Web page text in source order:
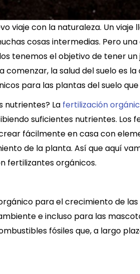
viaje con la naturaleza. Un
cosas intermedias. Pero
tenemos el objetivo de tener
la salud del suelo es
para las plantas del suelo
nutrientes? La fertilización
suficientes nutrientes. Los
fácilmente en casa con
de la planta. Así que aquí
fertilizantes orgánicos.
para el crecimiento de
e incluso para las
fósiles que, a largo